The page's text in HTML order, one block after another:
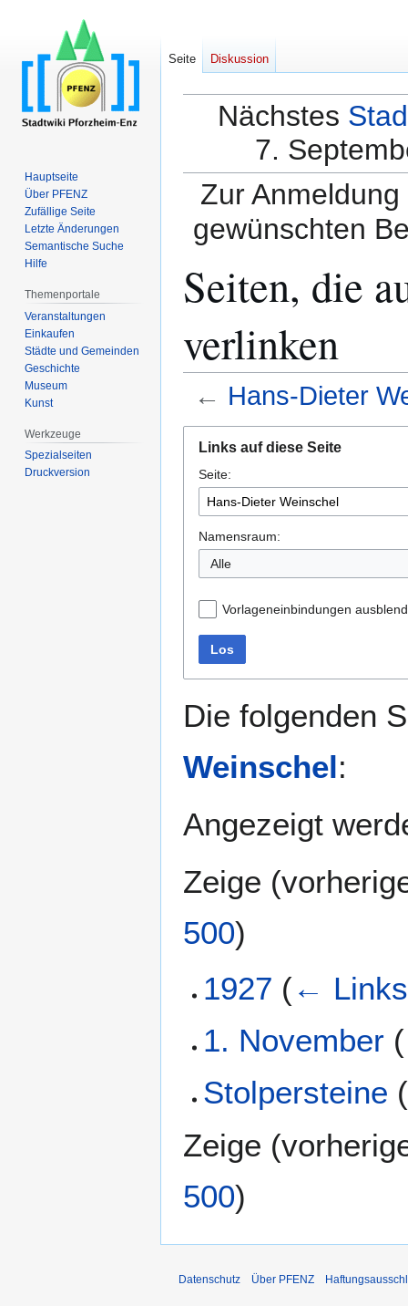
Nächstes
7.
Zur
gewünschten
Seiten, die
verlinken
← Hans-Dieter
Navigation
springen
Suche
springen
Links auf diese Seite
Seite:
Namensraum:
Alle
Vorlageneinbindungen
Los
Die folgenden
Weinschel:
Angezeigt
Zeige (
500)
1927 (← Links
1. November (
Stolpersteine (
Zeige (
500)
Seite Diskussion
Hauptseite
Über PFENZ
Zufällige Seite
Letzte Änderungen
Semantische Suche
Hilfe
Themenportale
Veranstaltungen
Einkaufen
Städte und Gemeinden
Geschichte
Museum
Kunst
Werkzeuge
Spezialseiten
Druckversion
Datenschutz Über PFENZ